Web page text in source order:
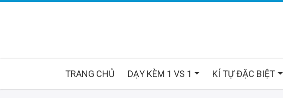
TRANG CHỦ DẠY KÈM 1 VS 1 KÍ TỰ ĐẶC BIỆT